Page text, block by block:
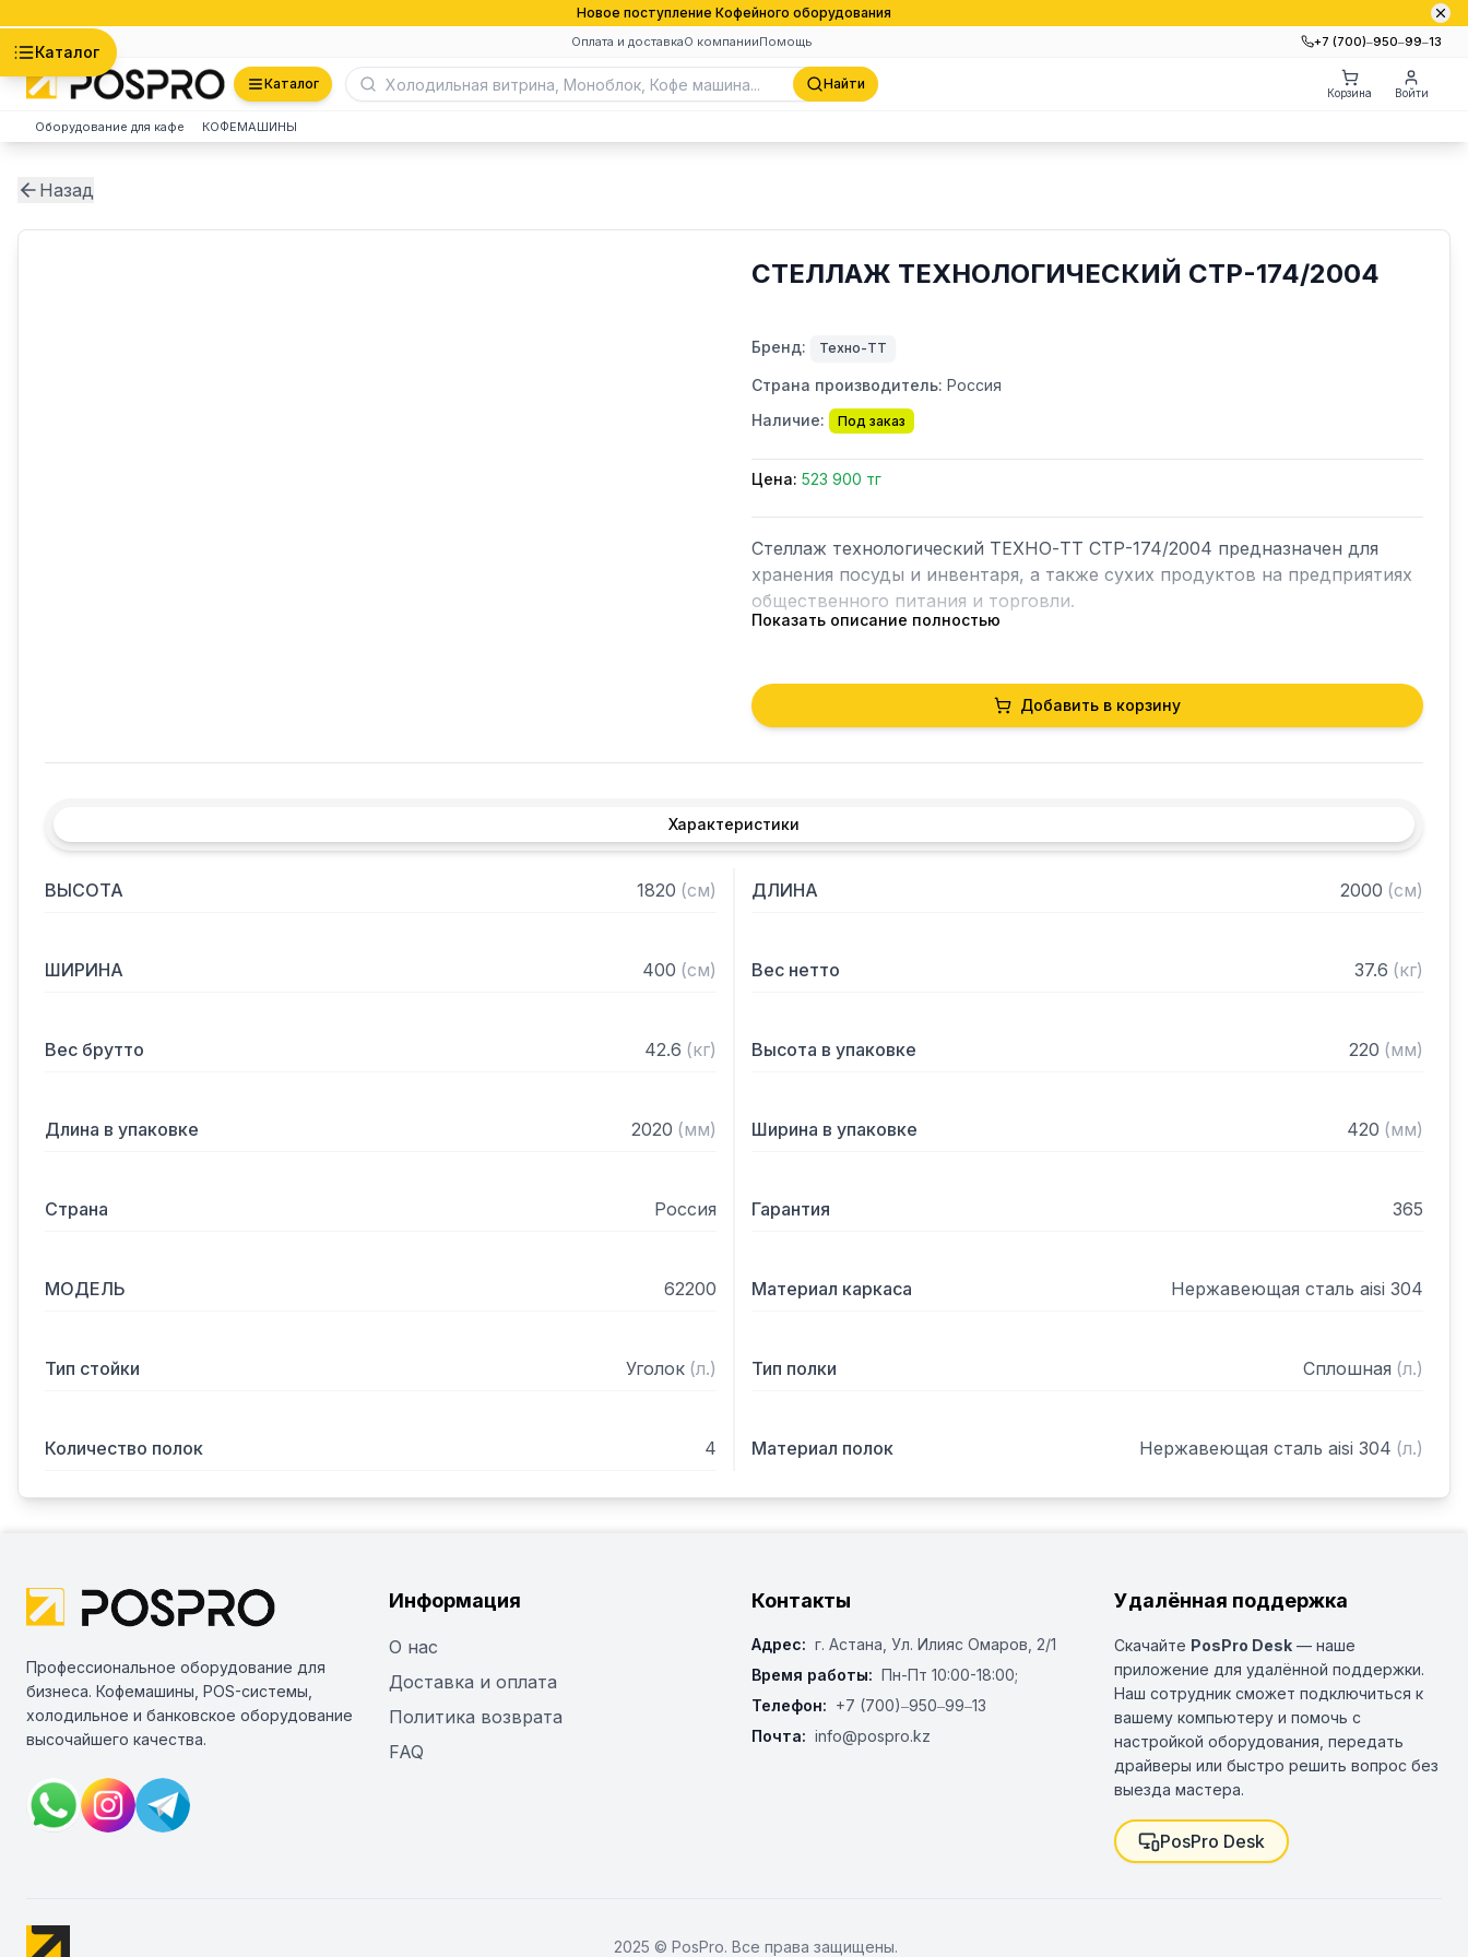
Новое поступление Кофейного оборудования
Оплата и доставкаО компанииПомощь +7 (700)‒950‒99‒13
Каталог
Каталог Найти
Корзина Войти
Оборудование для кафе КОФЕМАШИНЫ
Назад
СТЕЛЛАЖ ТЕХНОЛОГИЧЕСКИЙ СТР-174/2004
Бренд: Техно-ТТ
Страна производитель: Россия
Наличие:
Под заказ
Цена: 523 900 тг
Стеллаж технологический ТЕХНО-ТТ СТР-174/2004 предназначен для
хранения посуды и инвентаря, а также сухих продуктов на предприятиях
общественного питания и торговли.
— Стеллаж технологический разборный
— Стойки из уголка 40х40 нержавеющей стали марки AISI 304 толщиной
2 мм
— Расстояние между полками регулируемое с шагом 50 мм
— Стеллаж поставляется в разобранном виде
Показать описание полностью
Добавить в корзину
Характеристики
ВЫСОТА 1820 (см) ДЛИНА 2000 (см)
ШИРИНА 400 (см) Вес нетто 37.6 (кг)
Вес брутто 42.6 (кг) Высота в упаковке 220 (мм)
Длина в упаковке 2020 (мм) Ширина в упаковке 420 (мм)
Страна Россия Гарантия 365
МОДЕЛЬ 62200 Материал каркаса Нержавеющая сталь aisi 304
Тип стойки Уголок (л.) Тип полки Сплошная (л.)
Количество полок 4 Материал полок Нержавеющая сталь aisi 304 (л.)
Профессиональное оборудование для
бизнеса. Кофемашины, POS-системы,
холодильное и банковское оборудование
высочайшего качества.
Информация
О нас
Доставка и оплата
Политика возврата
FAQ
Контакты
Адрес: г. Астана, ​Ул. Илияс Омаров, 2/1
Время работы: Пн-Пт 10:00-18:00;
Телефон: +7 (700)‒950‒99‒13
Почта: info@pospro.kz
Удалённая поддержка
Скачайте PosPro Desk — наше
приложение для удалённой поддержки.
Наш сотрудник сможет подключиться к
вашему компьютеру и помочь с
настройкой оборудования, передать
драйверы или быстро решить вопрос без
выезда мастера.
PosPro Desk
2025 © PosPro. Все права защищены.